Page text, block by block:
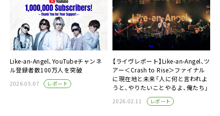
Like-an-Angel、YouTubeチャンネ
ル登録者数100万人を突破
2026.05.07 レポート
【ライヴレポート】Like-an-Angel、ツ
アー＜Crash to Rise＞ファイナル
に現在地と未来「人に何と言われよ
うと、やりたいことやるよ、俺たち」
2026.02.11 レポート